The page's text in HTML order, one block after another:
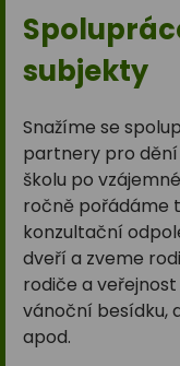
subjekty
Snažíme se
partnery pro dění
školu po
ročně pořádáme
konzultační
dveří a zveme
rodiče a
vánoční besídku,
apod.